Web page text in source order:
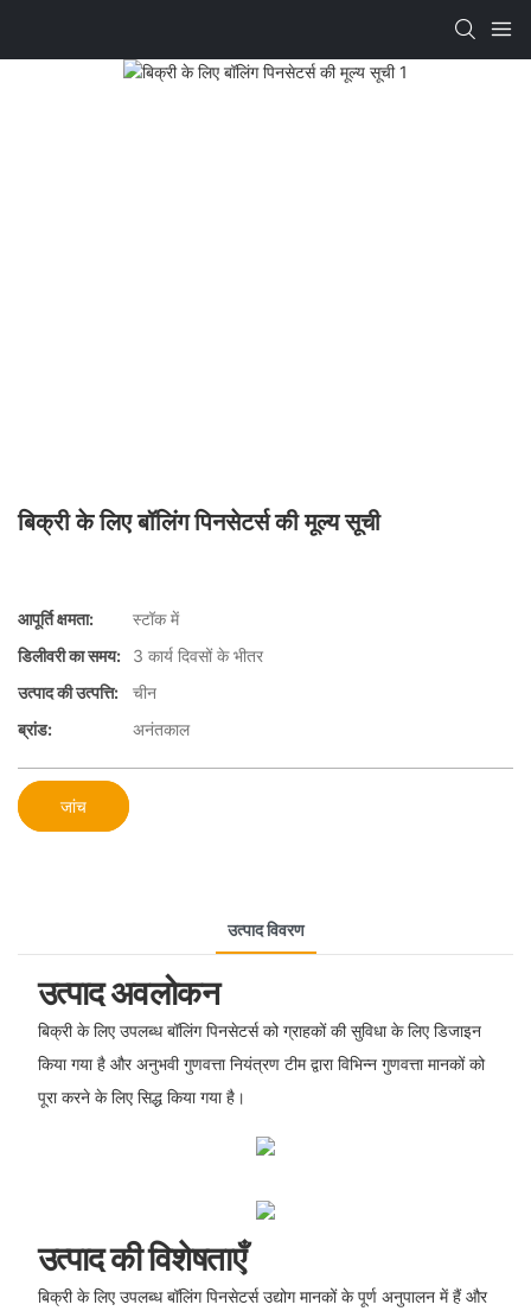
बिक्री के लिए बॉलिंग पिनसेटर्स की मूल्य सूची
आपूर्ति क्षमता:
स्टॉक में
डिलीवरी का समय:
3 कार्य दिवसों के भीतर
उत्पाद की उत्पत्ति:
चीन
ब्रांड:
अनंतकाल
जांच
उत्पाद विवरण
उत्पाद अवलोकन
बिक्री के लिए उपलब्ध बॉलिंग पिनसेटर्स को ग्राहकों की सुविधा के लिए डिजाइन
किया गया है और अनुभवी गुणवत्ता नियंत्रण टीम द्वारा विभिन्न गुणवत्ता मानकों को
पूरा करने के लिए सिद्ध किया गया है।
उत्पाद की विशेषताएँ
बिक्री के लिए उपलब्ध बॉलिंग पिनसेटर्स उद्योग मानकों के पूर्ण अनुपालन में हैं और